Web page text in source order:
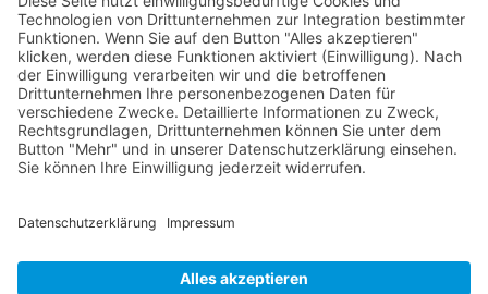
Copyright ©2026ScubaholiX | Tauchschule und
Tauchreisen. Alle Rechte vorbehalten.
Umsetzung und Realisierung durchWEBandWIRE
Internet- und EDV-Dienstleistungen
Rechte vorbehalten.
Umsetzung und Realisierung durchWEBandWIRE Internet- und